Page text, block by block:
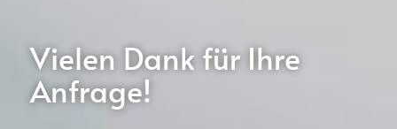
Vielen Dank für Ihre
Anfrage!